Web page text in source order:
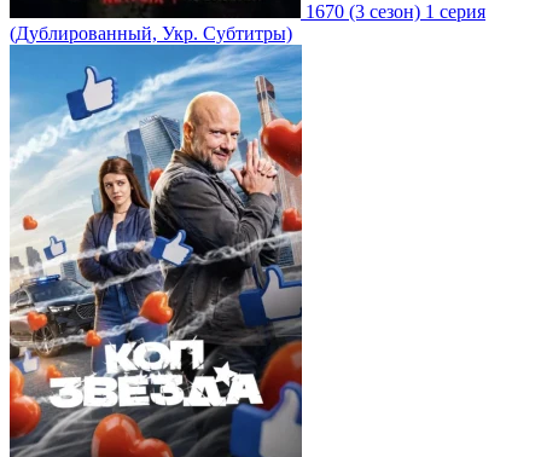
1670 (3 сезон) 1 серия
(Дублированный, Укр. Субтитры)